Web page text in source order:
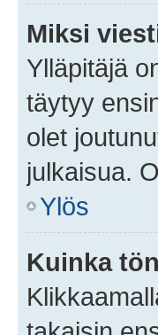
Miksi
Ylläpitäjä
täytyy
olet
julkaisua.
Ylös
Kuinka